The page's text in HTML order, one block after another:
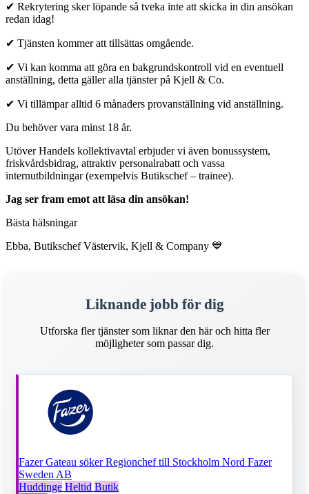
✔ Rekrytering sker löpande så tveka inte att skicka in din ansökan
redan idag!
✔ Tjänsten kommer att tillsättas omgående.
✔ Vi kan komma att göra en bakgrundskontroll vid en eventuell
anställning, detta gäller alla tjänster på Kjell & Co.
✔ Vi tillämpar alltid 6 månaders provanställning vid anställning.
Du behöver vara minst 18 år.
Utöver Handels kollektivavtal erbjuder vi även bonussystem,
friskvårdsbidrag, attraktiv personalrabatt och vassa
internutbildningar (exempelvis Butikschef – trainee).
Jag ser fram emot att läsa din ansökan!
Bästa hälsningar
Ebba, Butikschef Västervik, Kjell & Company 💙
Liknande jobb för dig
Utforska fler tjänster som liknar den här och hitta fler
möjligheter som passar dig.
Fazer Gateau söker Regionchef till Stockholm Nord Fazer
Sweden AB
Huddinge Heltid Butik